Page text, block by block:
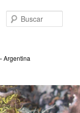
Argentina